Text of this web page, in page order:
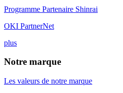
Programme Partenaire Shinrai
OKI PartnerNet
plus
Notre marque
Les valeurs de notre marque